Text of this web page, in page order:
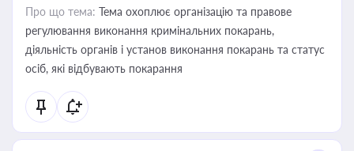
Про що тема: Тема охоплює організацію та правове
регулювання виконання кримінальних покарань,
діяльність органів і установ виконання покарань та статус
осіб, які відбувають покарання